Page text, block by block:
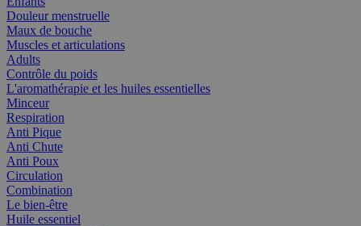
Douleur menstruelle
Maux de bouche
Muscles et articulations
Adults
Contrôle du poids
L'aromathérapie et les huiles essentielles
Minceur
Respiration
Anti Pique
Anti Chute
Anti Poux
Circulation
Combination
Le bien-être
Huile essentiel